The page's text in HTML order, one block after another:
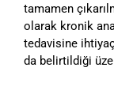
tamamen
olarak kronik
tedavisine
da belirtildiği